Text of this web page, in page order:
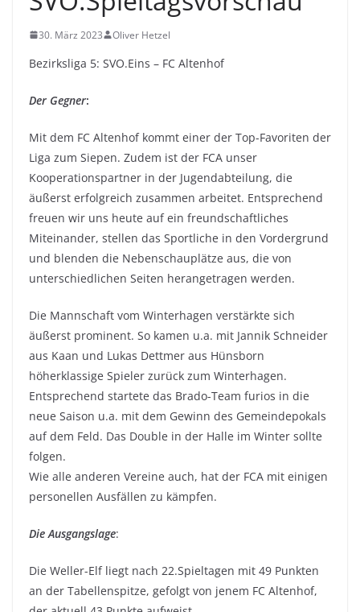
30. März 2023 Oliver Hetzel
Bezirksliga 5: SVO.Eins – FC Altenhof
Der Gegner:
Mit dem FC Altenhof kommt einer der Top-Favoriten der
Liga zum Siepen. Zudem ist der FCA unser
Kooperationspartner in der Jugendabteilung, die
äußerst erfolgreich zusammen arbeitet. Entsprechend
freuen wir uns heute auf ein freundschaftliches
Miteinander, stellen das Sportliche in den Vordergrund
und blenden die Nebenschauplätze aus, die von
unterschiedlichen Seiten herangetragen werden.
Die Mannschaft vom Winterhagen verstärkte sich
äußerst prominent. So kamen u.a. mit Jannik Schneider
aus Kaan und Lukas Dettmer aus Hünsborn
höherklassige Spieler zurück zum Winterhagen.
Entsprechend startete das Brado-Team furios in die
neue Saison u.a. mit dem Gewinn des Gemeindepokals
auf dem Feld. Das Double in der Halle im Winter sollte
folgen.
Wie alle anderen Vereine auch, hat der FCA mit einigen
personellen Ausfällen zu kämpfen.
Die Ausgangslage:
Die Weller-Elf liegt nach 22.Spieltagen mit 49 Punkten
an der Tabellenspitze, gefolgt von jenem FC Altenhof,